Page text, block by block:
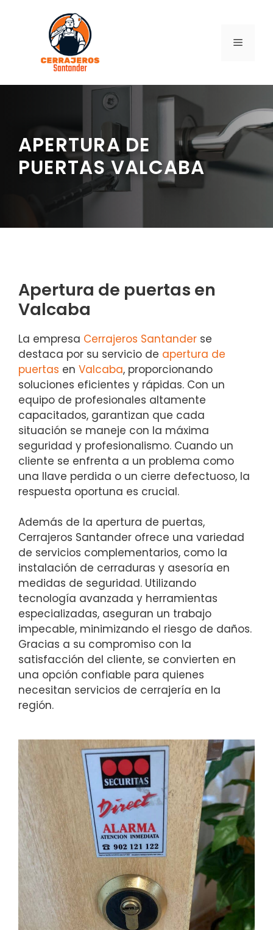
contenido
MENÚ
APERTURA DE
PUERTAS VALCABA
Apertura de puertas en
Valcaba
La empresa Cerrajeros Santander se
destaca por su servicio de apertura de
puertas en Valcaba, proporcionando
soluciones eficientes y rápidas. Con un
equipo de profesionales altamente
capacitados, garantizan que cada
situación se maneje con la máxima
seguridad y profesionalismo. Cuando un
cliente se enfrenta a un problema como
una llave perdida o un cierre defectuoso, la
respuesta oportuna es crucial.
Además de la apertura de puertas,
Cerrajeros Santander ofrece una variedad
de servicios complementarios, como la
instalación de cerraduras y asesoría en
medidas de seguridad. Utilizando
tecnología avanzada y herramientas
especializadas, aseguran un trabajo
impecable, minimizando el riesgo de daños.
Gracias a su compromiso con la
satisfacción del cliente, se convierten en
una opción confiable para quienes
necesitan servicios de cerrajería en la
región.